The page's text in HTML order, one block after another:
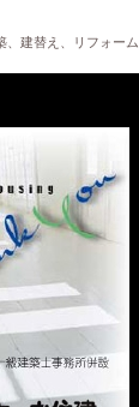
、建替え、リフォー